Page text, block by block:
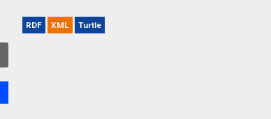
RDF XML Turtle